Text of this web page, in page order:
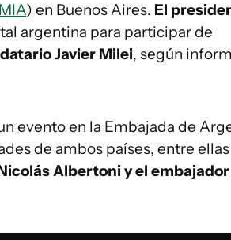
) en Buenos Aires. El
argentina para participar de
Javier Milei, según
evento en la Embajada de
de ambos países, entre ellas
Albertoni y el embajador